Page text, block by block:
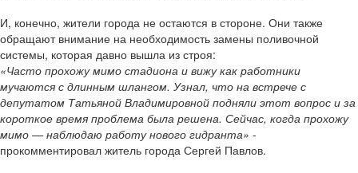
И, конечно, жители города не остаются в стороне. Они также
обращают внимание на необходимость замены поливочной
системы, которая давно вышла из строя:
«Часто прохожу мимо стадиона и вижу как работники
мучаются с длинным шлангом. Узнал, что на встрече с
депутатом Татьяной Владимировной подняли этот вопрос и за
короткое время проблема была решена. Сейчас, когда прохожу
мимо — наблюдаю работу нового гидранта» -
прокомментировал житель города Сергей Павлов.